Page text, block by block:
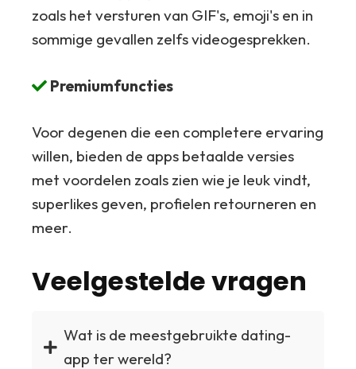
zoals het versturen van GIF's, emoji's en in
sommige gevallen zelfs videogesprekken.
Premiumfuncties
Voor degenen die een completere ervaring
willen, bieden de apps betaalde versies
met voordelen zoals zien wie je leuk vindt,
superlikes geven, profielen retourneren en
meer.
Veelgestelde vragen
Wat is de meestgebruikte dating-
app ter wereld?